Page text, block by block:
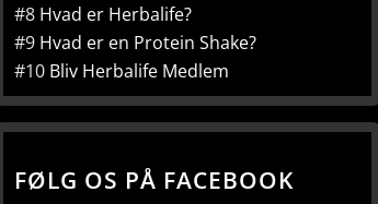
#8 Hvad er Herbalife?
#9 Hvad er en Protein Shake?
#10 Bliv Herbalife Medlem
FØLG OS PÅ FACEBOOK